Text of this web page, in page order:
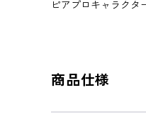
ピアプロキャラクタ
商品仕様